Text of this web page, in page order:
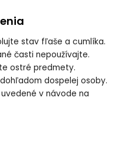
stav fľaše a cumlíka.
časti nepoužívajte.
ostré predmety.
dospelej osoby.
v návode na